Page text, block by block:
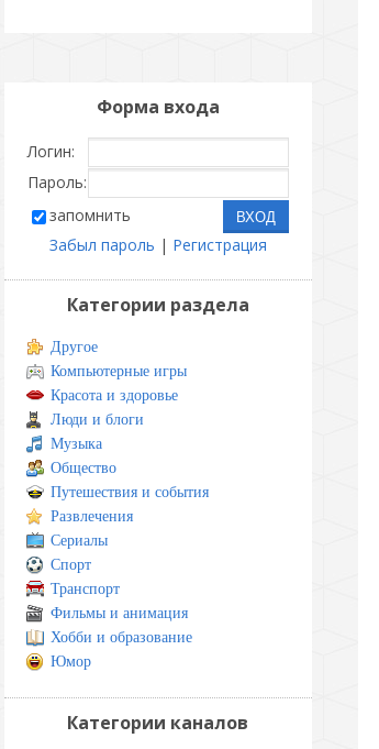
Форма входа
Логин:
Пароль:
запомнить
Забыл пароль | Регистрация
Категории раздела
Другое
Компьютерные игры
Красота и здоровье
Люди и блоги
Музыка
Общество
Путешествия и события
Развлечения
Сериалы
Спорт
Транспорт
Фильмы и анимация
Хобби и образование
Юмор
Категории каналов